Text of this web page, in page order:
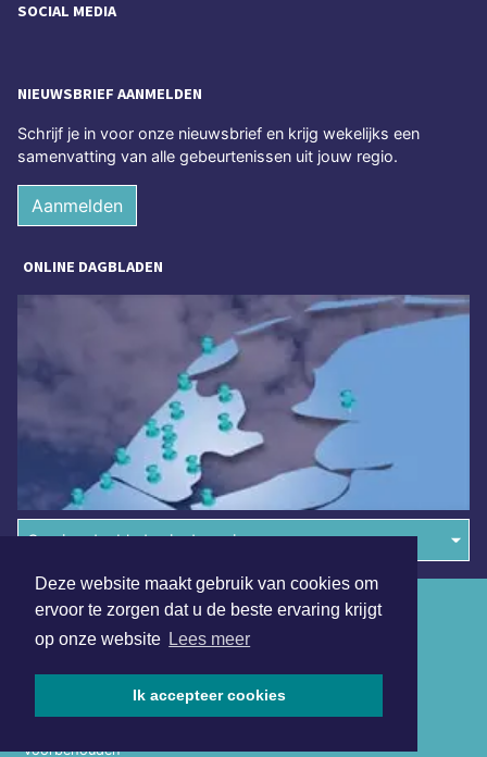
Deze website maakt gebruik van cookies om
ervoor te zorgen dat u de beste ervaring krijgt
op onze website Lees meer
Ik accepteer cookies
SOCIAL MEDIA
NIEUWSBRIEF AANMELDEN
Schrijf je in voor onze nieuwsbrief en krijg wekelijks een
samenvatting van alle gebeurtenissen uit jouw regio.
Aanmelden
ONLINE DAGBLADEN
Overige dagbladen in de regio
voorbehouden
Algemene voorwaarden
Disclaimer